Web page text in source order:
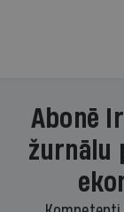
Abonē
žurnālu